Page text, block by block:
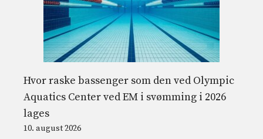
Hvor raske bassenger som den ved Olympic
Aquatics Center ved EM i svømming i 2026
lages
10. august 2026